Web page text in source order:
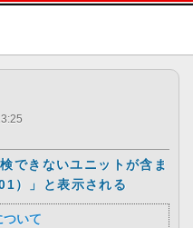
本文へ
できないユニットが含ま
）」と表示される
ついて